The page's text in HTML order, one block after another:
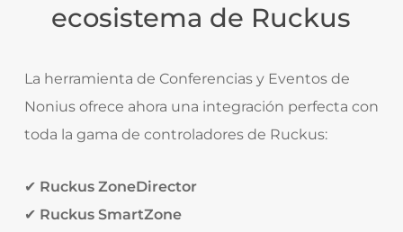
ecosistema de Ruckus
La herramienta de Conferencias y Eventos de
Nonius ofrece ahora una integración perfecta con
toda la gama de controladores de Ruckus:
✔ Ruckus ZoneDirector
✔ Ruckus SmartZone